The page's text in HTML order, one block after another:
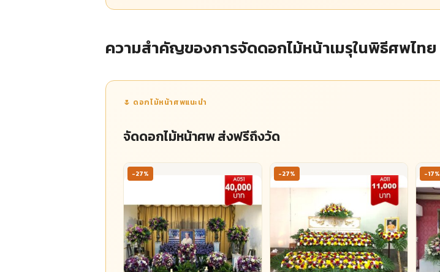
ความสำคัญของการจัดดอกไม้หน้าเมรุในพิธีศพไทย
🌷 ดอกไม้หน้าศพแนะนำ
จัดดอกไม้หน้าศพ ส่งฟรีถึงวัด
-27% -27% -17%